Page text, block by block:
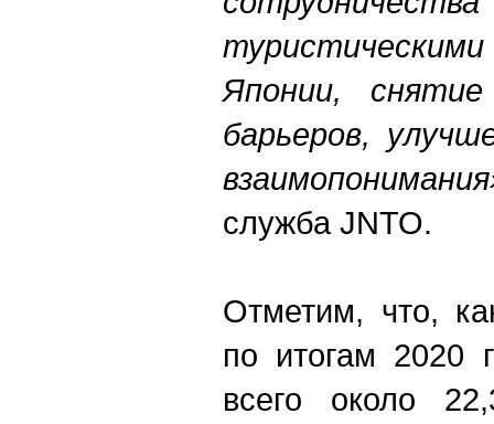
Японии,
барьеров,
служба JNTO.
Отметим, что,
по итогам 2020
всего около